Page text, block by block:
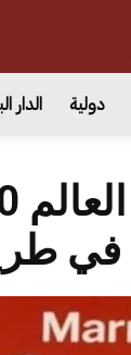
دولية الدار
في